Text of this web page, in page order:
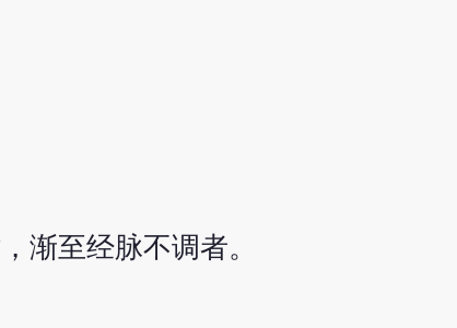
渐至经脉不调者。